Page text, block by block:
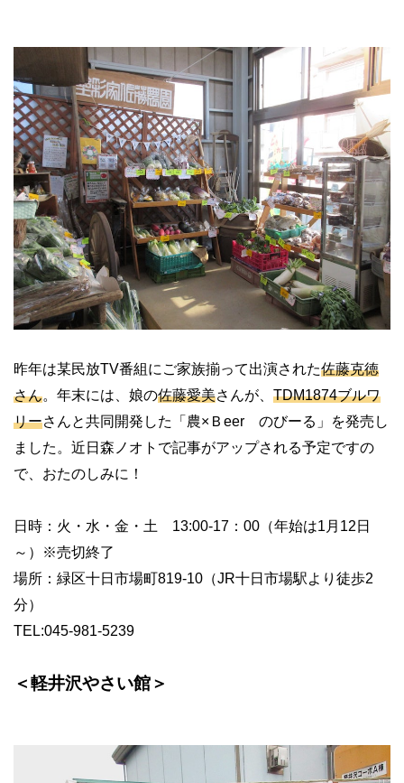
昨年は某民放TV番組にご家族揃って出演された佐藤克徳
さん。年末には、娘の佐藤愛美さんが、 TDM1874ブルワ
リーさんと共同開発した「農× Ｂ eer のびーる」を発売し
ました。近日森ノオトで記事がアップされる予定ですの
で、おたのしみに！
日時：火・水・金・土 13:00-17 ： 00 （年始は1月 12日
～）※売切終了
場所：緑区十日市場町 819-10 （JR十日市場駅より徒歩2
分）
TEL:045-981-5239
＜軽井沢やさい館＞